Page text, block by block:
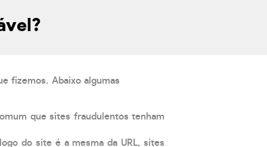
fizemos. Abaixo algumas
que sites fraudulentos tenham
do site é a mesma da URL, sites